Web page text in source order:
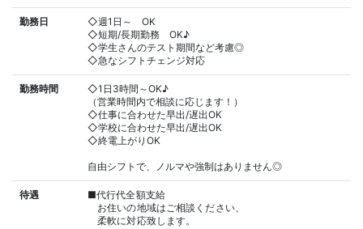
勤務日
◇週1日～ OK
◇短期/長期勤務 OK♪
◇学生さんのテスト期間など考慮◎
◇急なシフトチェンジ対応
勤務時間
◇1日3時間～OK♪
（営業時間内で相談に応じます！）
◇仕事に合わせた早出/遅出OK
◇学校に合わせた早出/遅出OK
◇終電上がりOK
自由シフトで、ノルマや強制はありません◎
待遇
■代行代全額支給
お住いの地域はご相談ください、
柔軟に対応致します。